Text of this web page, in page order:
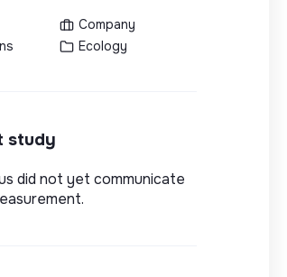
Company
Ecology
study
did not yet communicate